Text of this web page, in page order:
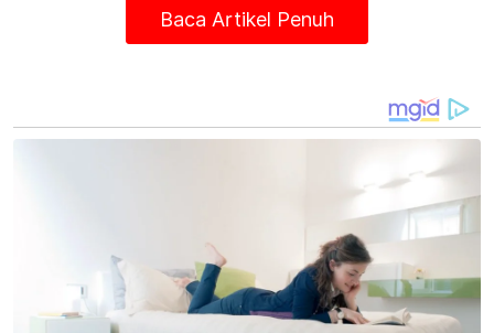
bahawa tiada wujud aliran wang ataupun
aliran tunai pembayaran kepada menteri
menunjukkan perkara yang dibangkitkan itu,
berkenaan rasuah RM53 juta itu setakat ini
tidak mempunyai asas," katanya pada sidang
akhbar di Ibu Pejabat SPRM di sini pada
Khamis.
Baca Artikel Penuh